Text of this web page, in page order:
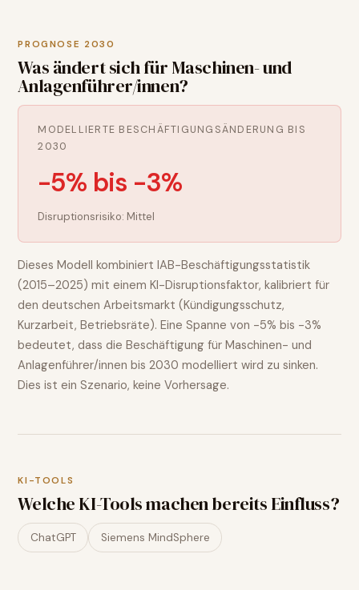
PROGNOSE 2030
Was ändert sich für Maschinen- und
Anlagenführer/innen?
MODELLIERTE BESCHÄFTIGUNGSÄNDERUNG BIS
2030
-5% bis -3%
Disruptionsrisiko: Mittel
Dieses Modell kombiniert IAB-Beschäftigungsstatistik
(2015–2025) mit einem KI-Disruptionsfaktor, kalibriert für
den deutschen Arbeitsmarkt (Kündigungsschutz,
Kurzarbeit, Betriebsräte). Eine Spanne von -5% bis -3%
bedeutet, dass die Beschäftigung fürMaschinen- und
Anlagenführer/innen bis 2030 modelliert wird zu sinken.
Dies ist ein Szenario, keine Vorhersage.
KI-TOOLS
Welche KI-Tools machen bereits Einfluss?
ChatGPT Siemens MindSphere